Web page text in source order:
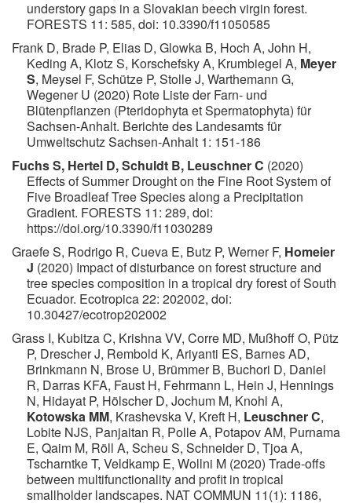
understory gaps in a Slovakian beech virgin forest.
FORESTS 11: 585, doi: 10.3390/f11050585
Frank D, Brade P, Elias D, Glowka B, Hoch A, John H,
Keding A, Klotz S, Korschefsky A, Krumbiegel A, Meyer
S, Meysel F, Schütze P, Stolle J, Warthemann G,
Wegener U (2020) Rote Liste der Farn- und
Blütenpflanzen (Pteridophyta et Spermatophyta) für
Sachsen-Anhalt. Berichte des Landesamts für
Umweltschutz Sachsen-Anhalt 1: 151-186
Fuchs S, Hertel D, Schuldt B, Leuschner C (2020)
Effects of Summer Drought on the Fine Root System of
Five Broadleaf Tree Species along a Precipitation
Gradient. FORESTS 11: 289, doi:
https://doi.org/10.3390/f11030289
Graefe S, Rodrigo R, Cueva E, Butz P, Werner F, Homeier
J (2020) Impact of disturbance on forest structure and
tree species composition in a tropical dry forest of South
Ecuador. Ecotropica 22: 202002, doi:
10.30427/ecotrop202002
Grass I, Kubitza C, Krishna VV, Corre MD, Mußhoff O, Pütz
P, Drescher J, Rembold K, Ariyanti ES, Barnes AD,
Brinkmann N, Brose U, Brümmer B, Buchori D, Daniel
R, Darras KFA, Faust H, Fehrmann L, Hein J, Hennings
N, Hidayat P, Hölscher D, Jochum M, Knohl A,
Kotowska MM, Krashevska V, Kreft H, Leuschner C,
Lobite NJS, Panjaitan R, Polle A, Potapov AM, Purnama
E, Qaim M, Röll A, Scheu S, Schneider D, Tjoa A,
Tscharntke T, Veldkamp E, Wollni M (2020) Trade-offs
between multifunctionality and profit in tropical
smallholder landscapes. NAT COMMUN 11(1): 1186,